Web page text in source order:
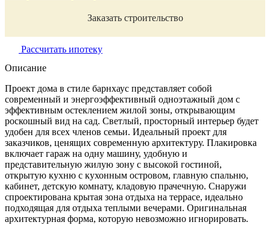
Заказать строительство
Рассчитать ипотеку
Описание
Проект дома в стиле барнхаус представляет собой
современный и энергоэффективный одноэтажный дом с
эффективным остеклением жилой зоны, открывающим
роскошный вид на сад. Светлый, просторный интерьер будет
удобен для всех членов семьи. Идеальный проект для
заказчиков, ценящих современную архитектуру. Плакировка
включает гараж на одну машину, удобную и
представительную жилую зону с высокой гостиной,
открытую кухню с кухонным островом, главную спальню,
кабинет, детскую комнату, кладовую прачечную. Снаружи
спроектирована крытая зона отдыха на террасе, идеально
подходящая для отдыха теплыми вечерами. Оригинальная
архитектурная форма, которую невозможно игнорировать.